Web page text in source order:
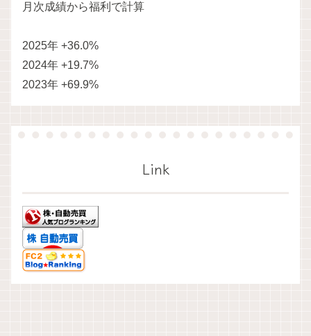
月次成績から福利で計算
2025年 +36.0%
2024年 +19.7%
2023年 +69.9%
Link